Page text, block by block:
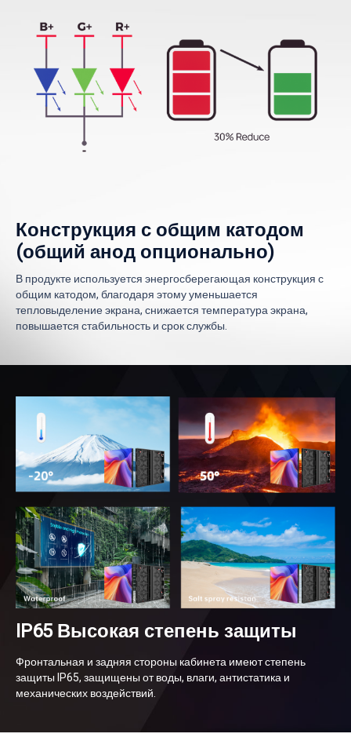
Конструкция с общим катодом
(общий анод опционально)
В продукте используется энергосберегающая конструкция с
общим катодом, благодаря этому уменьшается
тепловыделение экрана, снижается температура экрана,
повышается стабильность и срок службы.
IP65 Высокая степень защиты
Фронтальная и задняя стороны кабинета имеют степень
защиты IP65, защищены от воды, влаги, антистатика и
механических воздействий.